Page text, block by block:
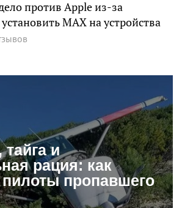
против Apple из-за
MAX на устройства
и
рация: как
пропавшего